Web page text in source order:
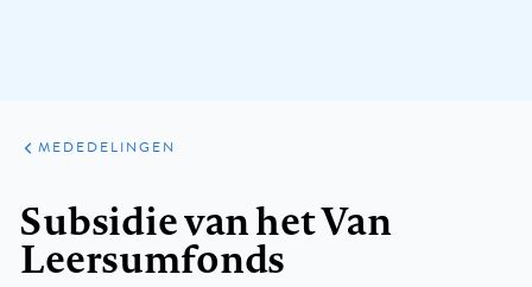
ARTIKELEN
VARIA
MEDEDELINGEN
Subsidie van het Van
Leersumfonds